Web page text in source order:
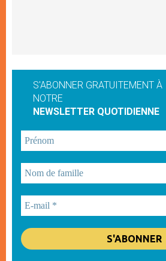
S'ABONNER GRATUITEMENT À
NOTRE
NEWSLETTER QUOTIDIENNE